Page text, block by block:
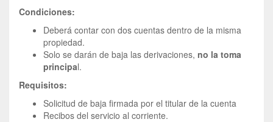
Condiciones:
Deberá contar con dos cuentas dentro de la misma
propiedad.
Solo se darán de baja las derivaciones, no la toma
principal.
Requisitos:
Solicitud de baja firmada por el titular de la cuenta
Recibos del servicio al corriente.